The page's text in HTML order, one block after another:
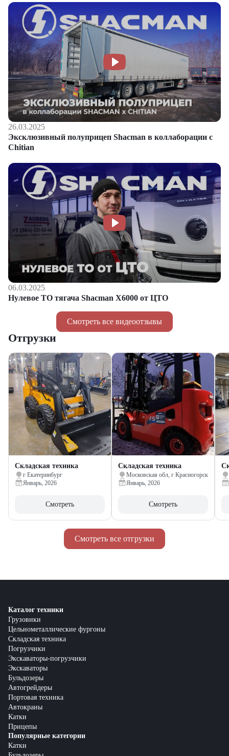
Смотреть все видеоотзывы
26.03.2025
Эксклюзивный полуприцеп Shacman в коллаборации с
Chitian
06.03.2025
Нулевое ТО тягача Shacman Х6000 от ЦТО
Смотреть все отгрузки
Отгрузки
Складская техника
г Екатеринбург
Январь, 2026
Смотреть
Складская техника
Московская обл, г Красногорск
Январь, 2026
Смотреть
Каталог техники
Грузовики
Цельнометаллические фургоны
Складская техника
Погрузчики
Экскаваторы-погрузчики
Экскаваторы
Бульдозеры
Автогрейдеры
Портовая техника
Автокраны
Катки
Прицепы
Популярные категории
Катки